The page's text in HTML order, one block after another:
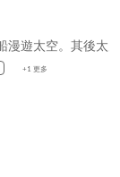
+1 更多